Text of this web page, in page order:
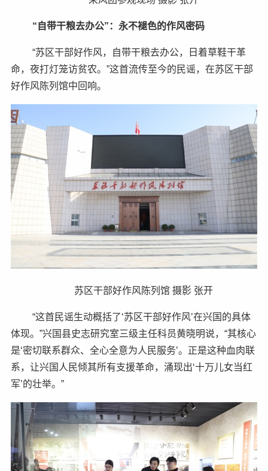
“自带干粮去办公”：永不褪色的作风密码
“苏区干部好作风，自带干粮去办公，日着草鞋干革
命，夜打灯笼访贫农。”这首流传至今的民谣，在苏区干部
好作风陈列馆中回响。
苏区干部好作风陈列馆 摄影 张开
“这首民谣生动概括了‘苏区干部好作风’在兴国的具体
体现。”兴国县史志研究室三级主任科员黄晓明说，“其核心
是‘密切联系群众、全心全意为人民服务’。正是这种血肉联
系，让兴国人民倾其所有支援革命，涌现出‘十万儿女当红
军’的壮举。”